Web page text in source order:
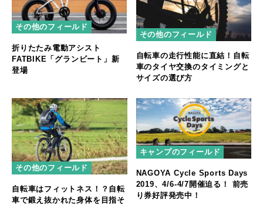
その他のフィールド
​折りたたみ電動アシスト
FATBIKE「グランビート」新
登場
その他のフィールド
自転車の走行性能に直結！自転
車のタイヤ交換のタイミングと
サイズの選び方
その他のフィールド
自転車はフィットネス！？自転
車で鍛え抜かれた身体を目指そ
キャンプのフィールド
NAGOYA Cycle Sports Days
2019、4/6-4/7開催迫る！ 前売
り券好評発売中！